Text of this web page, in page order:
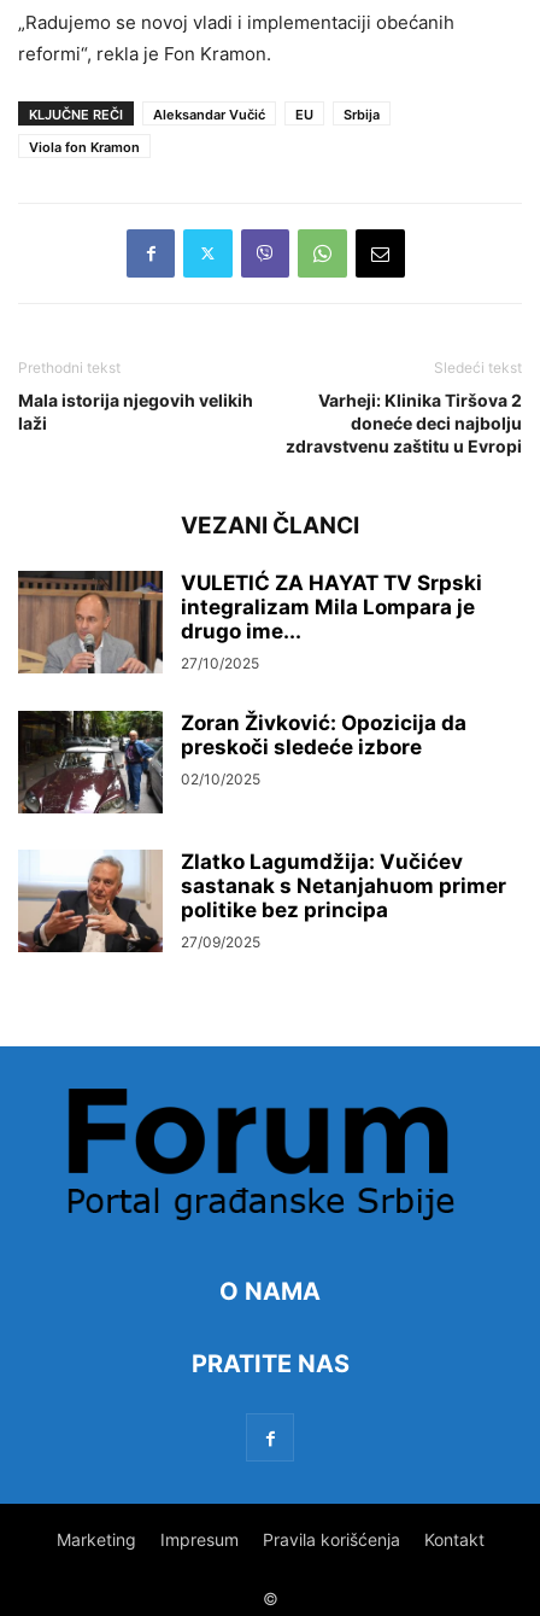
„Radujemo se novoj vladi i implementaciji obećanih
reformi“, rekla je Fon Kramon.
KLJUČNE REČI Aleksandar Vučić EU
Srbija
Viola fon Kramon
Prethodni tekst
Mala istorija njegovih velikih
laži
Sledeći tekst
Varheji: Klinika Tiršova 2
doneće deci najbolju
zdravstvenu zaštitu u Evropi
VEZANI ČLANCI
VULETIĆ ZA HAYAT TV Srpski
integralizam Mila Lompara je
drugo ime...
27/10/2025
Zoran Živković: Opozicija da
preskoči sledeće izbore
02/10/2025
Zlatko Lagumdžija: Vučićev
sastanak s Netanjahuom primer
politike bez principa
27/09/2025
O NAMA
PRATITE NAS
Marketing Impresum Pravila korišćenja Kontakt
©